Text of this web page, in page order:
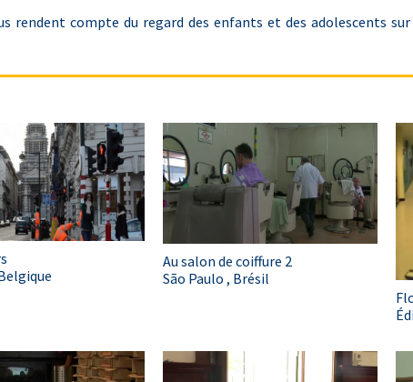
rendent compte du regard des enfants et des adolescents
Au salon de coiffure 2
São Paulo , Brésil